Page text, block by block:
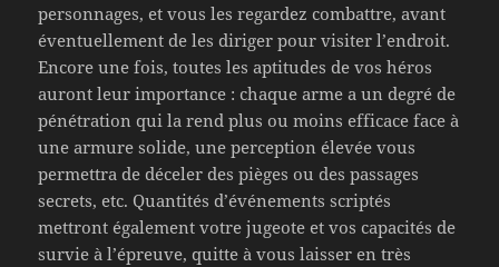
personnages, et vous les regardez combattre, avant
éventuellement de les diriger pour visiter l’endroit.
Encore une fois, toutes les aptitudes de vos héros
auront leur importance : chaque arme a un degré de
pénétration qui la rend plus ou moins efficace face à
une armure solide, une perception élevée vous
permettra de déceler des pièges ou des passages
secrets, etc. Quantités d’événements scriptés
mettront également votre jugeote et vos capacités de
survie à l’épreuve, quitte à vous laisser en très